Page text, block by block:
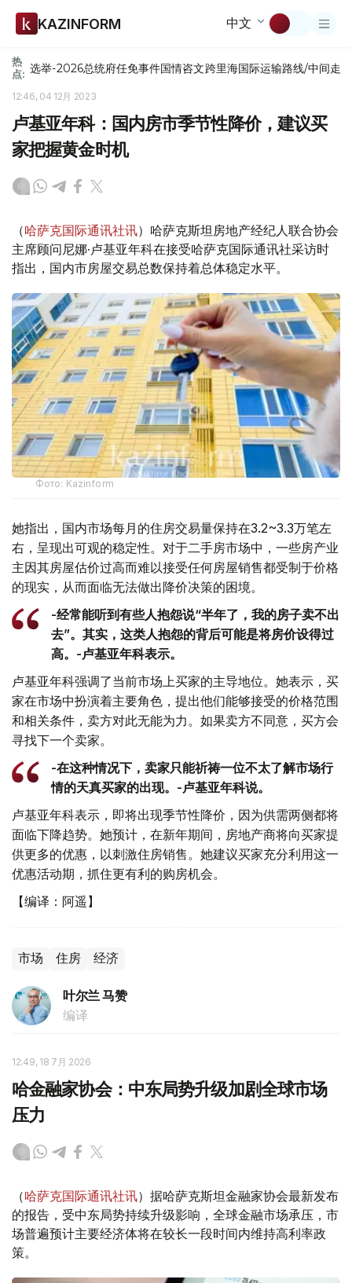
KAZINFORM 中文
热
点: 选举-2026总统府任免事件国情咨文跨里海国际运输路线/中间走廊
12:46, 04 12月 2023
卢基亚年科：国内房市季节性降价，建议买
家把握黄金时机
（哈萨克国际通讯社讯）哈萨克斯坦房地产经纪人联合协会
主席顾问尼娜·卢基亚年科在接受哈萨克国际通讯社采访时
指出，国内市房屋交易总数保持着总体稳定水平。
Фото: Kazinform
她指出，国内市场每月的住房交易量保持在3.2~3.3万笔左
右，呈现出可观的稳定性。对于二手房市场中，一些房产业
主因其房屋估价过高而难以接受任何房屋销售都受制于价格
的现实，从而面临无法做出降价决策的困境。
-经常能听到有些人抱怨说“半年了，我的房子卖不出
去”。其实，这类人抱怨的背后可能是将房价设得过
高。-卢基亚年科表示。
卢基亚年科强调了当前市场上买家的主导地位。她表示，买
家在市场中扮演着主要角色，提出他们能够接受的价格范围
和相关条件，卖方对此无能为力。如果卖方不同意，买方会
寻找下一个卖家。
-在这种情况下，卖家只能祈祷一位不太了解市场行
情的天真买家的出现。-卢基亚年科说。
卢基亚年科表示，即将出现季节性降价，因为供需两侧都将
面临下降趋势。她预计，在新年期间，房地产商将向买家提
供更多的优惠，以刺激住房销售。她建议买家充分利用这一
优惠活动期，抓住更有利的购房机会。
【编译：阿遥】
市场 住房 经济
叶尔兰 马赞
编译
12:49, 18 7月 2026
哈金融家协会：中东局势升级加剧全球市场
压力
（哈萨克国际通讯社讯）据哈萨克斯坦金融家协会最新发布
的报告，受中东局势持续升级影响，全球金融市场承压，市
场普遍预计主要经济体将在较长一段时间内维持高利率政
策。